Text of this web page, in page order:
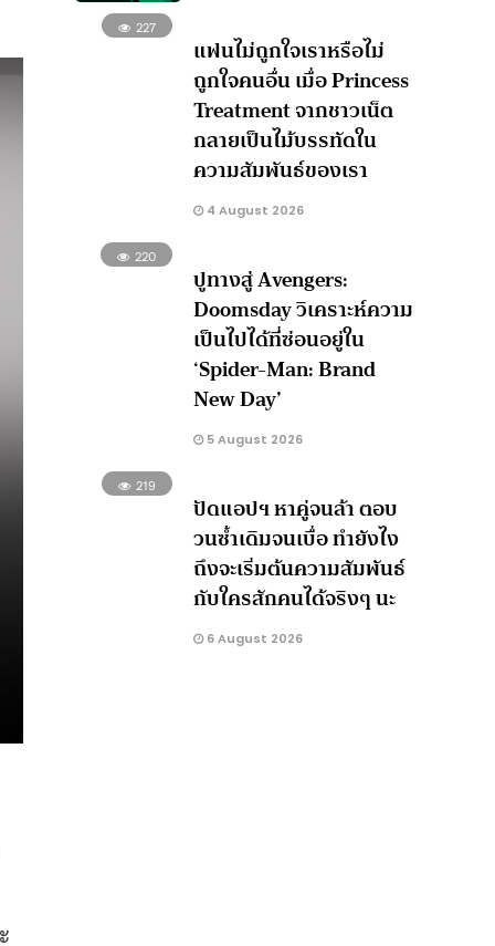
227
แฟนไม่ถูกใจเราหรือไม่
ถูกใจคนอื่น เมื่อ Princess
Treatment จากชาวเน็ต
กลายเป็นไม้บรรทัดใน
ความสัมพันธ์ของเรา
4 August 2026
220
ปูทางสู่ Avengers:
Doomsday วิเคราะห์ความ
เป็นไปได้ที่ซ่อนอยู่ใน
‘Spider-Man: Brand
New Day’
5 August 2026
219
ปัดแอปฯ หาคู่จนล้า ตอบ
วนซ้ำเดิมจนเบื่อ ทำยังไง
ถึงจะเริ่มต้นความสัมพันธ์
กับใครสักคนได้จริงๆ นะ
6 August 2026